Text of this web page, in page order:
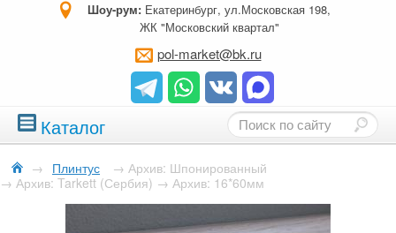
Шоу-рум: Екатеринбург, ул.Московская 198,
ЖК "Московский квартал"
pol-market@bk.ru
Каталог
→ Плинтус → Архив: Шпонированный
→ Архив: Tarkett (Сербия) → Архив: 16*60мм